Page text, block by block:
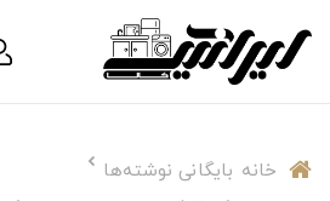
خانه بایگانی نوشته‌ها